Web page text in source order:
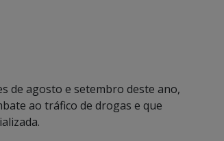
de agosto e setembro deste ano,
ao tráfico de drogas e que